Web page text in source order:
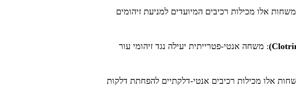
אלו מכילות רכיבים המיועדים למניעת זיהומים
: משחה אנטי-פטרייתית יעילה נגד זיהומי עור
אלו מכילות רכיבים אנטי-דלקתיים להפחתת דלקות